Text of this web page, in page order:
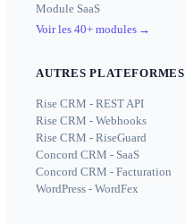
Module SaaS
Voir les 40+ modules →
AUTRES PLATEFORMES
Rise CRM - REST API
Rise CRM - Webhooks
Rise CRM - RiseGuard
Concord CRM - SaaS
Concord CRM - Facturation
WordPress - WordFex